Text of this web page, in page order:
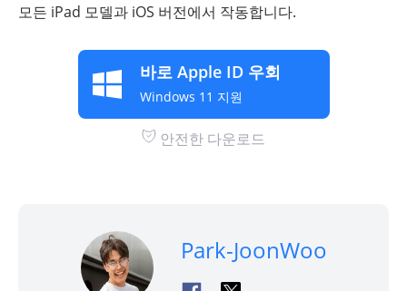
모든 iPad 모델과 iOS 버전에서 작동합니다.
바로 Apple ID 우회
Windows 11 지원
안전한 다운로드
Park-JoonWoo